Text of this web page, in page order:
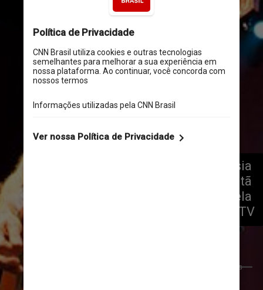
Em março daquele ano, Cássia
selou sua parceria com o ex-titã
Nando Reis, chamado por ela
para dirigir seu Acústico MTV
Belisa Giorgis/Wikimedia Commons